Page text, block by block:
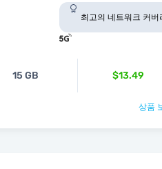
최고의 네트워크 커버
15 GB $13.49
상품